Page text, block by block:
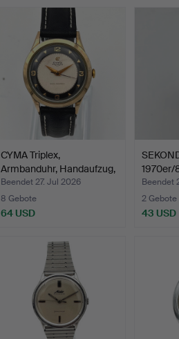
CYMA Triplex,
Armbanduhr, Handaufzug,
1950…
Beendet 27. Jul 2026
8 Gebote
64 USD
1970er/
Beendet
2 Gebote
43 USD